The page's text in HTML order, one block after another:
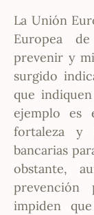
La Unión
Europea
prevenir y
surgido
que
ejemplo es
fortaleza y
bancarias
obstante,
prevención
impiden